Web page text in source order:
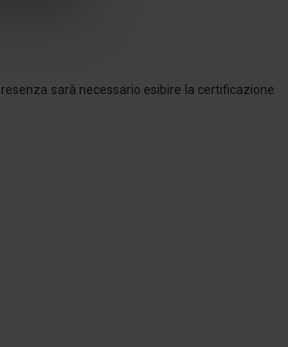
il
sarà necessario esibire la certificazione